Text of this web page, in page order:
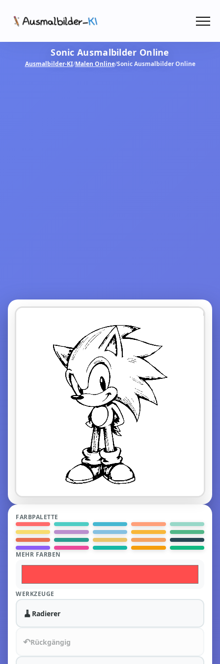
AusmalbilderSonic Ausmalbilder Online
Ausmalbilder-KI/Malen Online/Sonic Ausmalbilder Online
FARBPALETTE
MEHR FARBEN
WERKZEUGE
🧹 Radierer
↶Rückgängig